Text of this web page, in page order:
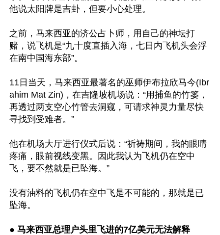
他说太阳牌是吉卦，但要小心处理。
之前，马来西亚的济公占卜师，用自己的神坛打
赌，说飞机是“九十度直插入海，七日内飞机头会浮
在南中国海东部”。
11日当天，马来西亚最著名的巫师伊布拉欣马今(Ibr
ahim Mat Zin)，在吉隆坡机场说：“用捕鱼的竹篓，
再透过两支空心竹管去洞窥，可请求神灵力量尽快
寻找到受难者。”
他在机场大厅进行仪式后说：“祈祷期间，我的眼睛
疼痛，眼前视线变黑。因此我认为飞机仍在空中
飞，要不然就是已坠海。”
没有油料的飞机仍在空中飞是不可能的，那就是已
坠海。
● 马来西亚总理户头里飞进的7亿美元无法解释